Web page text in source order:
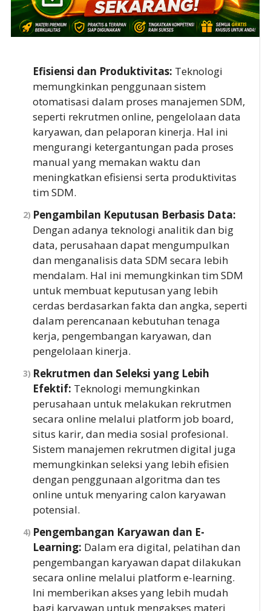
Efisiensi dan Produktivitas: Teknologi
memungkinkan penggunaan sistem
otomatisasi dalam proses manajemen SDM,
seperti rekrutmen online, pengelolaan data
karyawan, dan pelaporan kinerja. Hal ini
mengurangi ketergantungan pada proses
manual yang memakan waktu dan
meningkatkan efisiensi serta produktivitas
tim SDM.
Pengambilan Keputusan Berbasis Data:
Dengan adanya teknologi analitik dan big
data, perusahaan dapat mengumpulkan
dan menganalisis data SDM secara lebih
mendalam. Hal ini memungkinkan tim SDM
untuk membuat keputusan yang lebih
cerdas berdasarkan fakta dan angka, seperti
dalam perencanaan kebutuhan tenaga
kerja, pengembangan karyawan, dan
pengelolaan kinerja.
Rekrutmen dan Seleksi yang Lebih
Efektif: Teknologi memungkinkan
perusahaan untuk melakukan rekrutmen
secara online melalui platform job board,
situs karir, dan media sosial profesional.
Sistem manajemen rekrutmen digital juga
memungkinkan seleksi yang lebih efisien
dengan penggunaan algoritma dan tes
online untuk menyaring calon karyawan
potensial.
Pengembangan Karyawan dan E-
Learning: Dalam era digital, pelatihan dan
pengembangan karyawan dapat dilakukan
secara online melalui platform e-learning.
Ini memberikan akses yang lebih mudah
bagi karyawan untuk mengakses materi